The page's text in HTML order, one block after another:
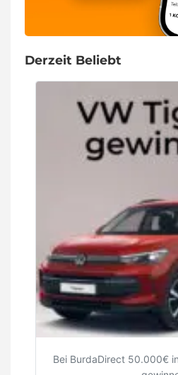
Derzeit Beliebt
Bei BurdaDirect 50.000€